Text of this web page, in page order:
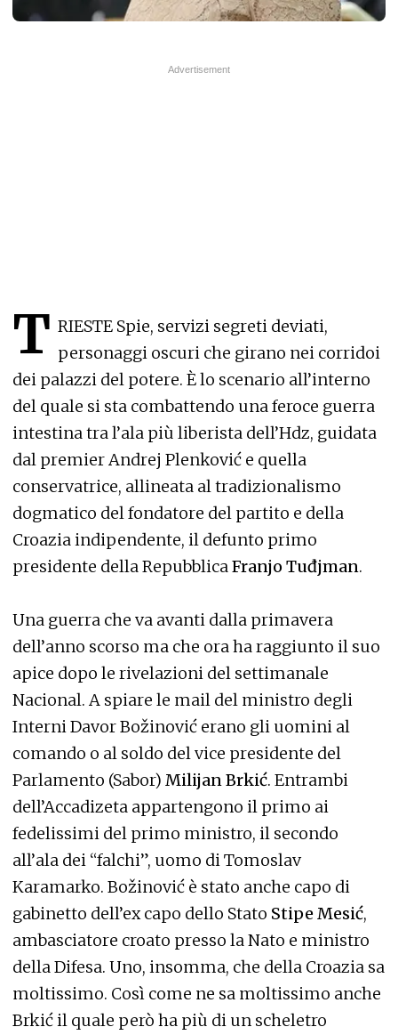
T RIESTE Spie, servizi segreti deviati,
personaggi oscuri che girano nei corridoi
dei palazzi del potere. È lo scenario all’interno
del quale si sta combattendo una feroce guerra
intestina tra l’ala più liberista dell’Hdz, guidata
dal premier Andrej Plenković e quella
conservatrice, allineata al tradizionalismo
dogmatico del fondatore del partito e della
Croazia indipendente, il defunto primo
presidente della RepubblicaFranjo Tuđjman.
Una guerra che va avanti dalla primavera
dell’anno scorso ma che ora ha raggiunto il suo
apice dopo le rivelazioni del settimanale
Nacional. A spiare le mail del ministro degli
Interni Davor Božinović erano gli uomini al
comando o al soldo del vice presidente del
Parlamento (Sabor) Milijan Brkić. Entrambi
dell’Accadizeta appartengono il primo ai
fedelissimi del primo ministro, il secondo
all’ala dei “falchi”, uomo di Tomoslav
Karamarko. Božinović è stato anche capo di
gabinetto dell’ex capo dello Stato Stipe Mesić,
ambasciatore croato presso la Nato e ministro
della Difesa. Uno, insomma, che della Croazia sa
moltissimo. Così come ne sa moltissimo anche
Brkić il quale però ha più di un scheletro